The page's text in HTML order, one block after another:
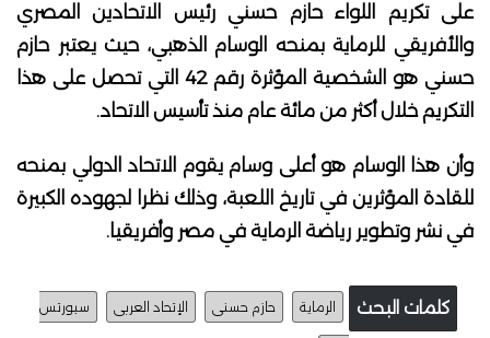
على تكريم اللواء حازم حسني رئيس الاتحادين المصري
والأفريقي للرماية بمنحه الوسام الذهبي، حيث يعتبر حازم
حسني هو الشخصية المؤثرة رقم 42 التي تحصل على هذا
التكريم خلال أكثر من مائة عام منذ تأسيس الاتحاد.
وأن هذا الوسام هو أعلى وسام يقوم الاتحاد الدولي بمنحه
للقادة المؤثرين في تاريخ اللعبة، وذلك نظرا لجهوده الكبيرة
في نشر وتطوير رياضة الرماية في مصر وأفريقيا.
كلمات البحث الرماية حازم حسنى الإتحاد العربى سبورتس